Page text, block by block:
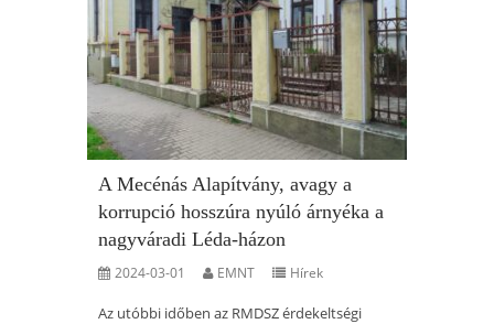
A Mecénás Alapítvány, avagy a
korrupció hosszúra nyúló árnyéka a
nagyváradi Léda-házon
2024-03-01 EMNT Hírek
Az utóbbi időben az RMDSZ érdekeltségi